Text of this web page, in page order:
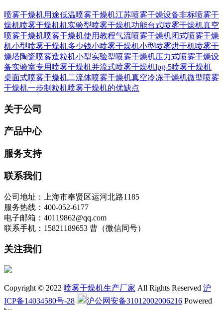
喷雾干燥机用途低温喷雾干燥机江苏喷雾干燥设备非标喷雾干
燥机喷雾干燥机机实验型喷雾干燥机功能台式喷雾干燥机真空
喷雾干燥机喷雾干燥机使用教程气流喷雾干燥机闭式喷雾干燥
机小型喷雾干燥机多少钱小喷雾干燥机小型喷雾烘干机喷雾干
燥塔陶瓷喷雾造粒机小型实验型喷雾干燥机压力式喷雾干燥设
备实验室专用喷雾干燥机并流式喷雾干燥机lpg-5喷雾干燥机
桌面式喷雾干燥机二流体喷雾干燥机真空冷冻干燥机微型喷雾
干燥机一步制粒机喷雾干燥机的优缺点
关于公司
产品中心
服务支持
联系我们
公司地址：上海市奉贤区运河北路1185
服务热线：400-052-6177
电子邮箱：40119862@qq.com
联系手机：15821189653 曹（微信同号）
关注我们
Copyright © 2022 喷雾干燥机生产厂家 All Rights Reserved 沪
ICP备14034580号-28
沪公网安备31012002006216 Powered